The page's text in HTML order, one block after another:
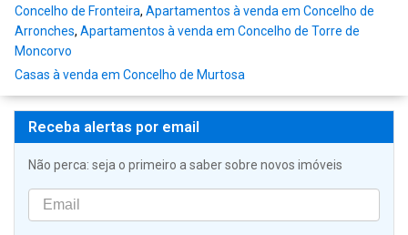
Concelho de Fronteira, Apartamentos à venda em Concelho de
Arronches, Apartamentos à venda em Concelho de Torre de
Moncorvo
Casas à venda em Concelho de Murtosa
Receba alertas por email
Não perca: seja o primeiro a saber sobre novos imóveis